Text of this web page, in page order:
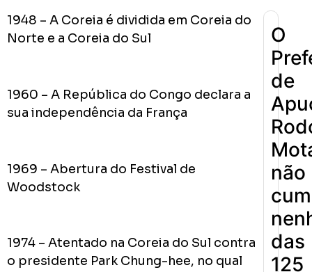
1948 – A Coreia é dividida em Coreia do
Norte e a Coreia do Sul
1960 – A República do Congo declara a
sua independência da França
1969 – Abertura do Festival de
Woodstock
1974 – Atentado na Coreia do Sul contra
o presidente Park Chung-hee, no qual
O
de
não
das
125